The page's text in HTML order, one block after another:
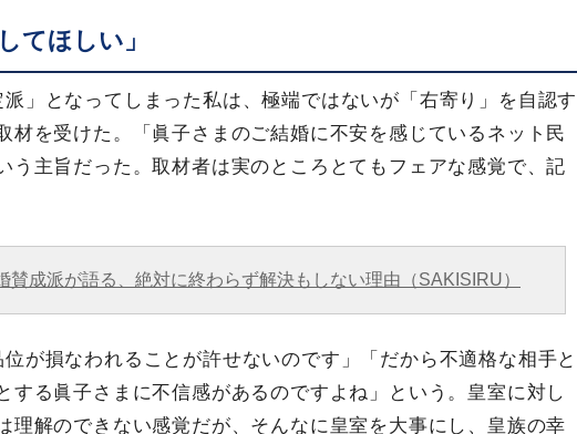
てほしい」
派」となってしまった私は、極端ではないが「右寄り」を自認す
材を受けた。「眞子さまのご結婚に不安を感じているネット民
う主旨だった。取材者は実のところとてもフェアな感覚で、記
賛成派が語る、絶対に終わらず解決もしない理由（SAKISIRU）
位が損なわれることが許せないのです」「だから不適格な相手と
する眞子さまに不信感があるのですよね」という。皇室に対し
理解のできない感覚だが、そんなに皇室を大事にし、皇族の幸